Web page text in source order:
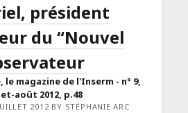
président
du “Nouvel
le magazine de l'Inserm - n° 9,
août 2012, p.48
2012 BY STÉPHANIE ARC